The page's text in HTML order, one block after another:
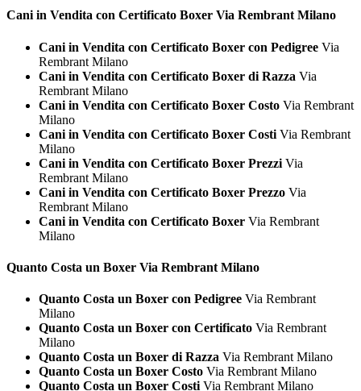
Cani in Vendita con Certificato Boxer Via Rembrant Milano
Cani in Vendita con Certificato Boxer con Pedigree Via
Rembrant Milano
Cani in Vendita con Certificato Boxer di Razza Via
Rembrant Milano
Cani in Vendita con Certificato Boxer Costo Via Rembrant
Milano
Cani in Vendita con Certificato Boxer Costi Via Rembrant
Milano
Cani in Vendita con Certificato Boxer Prezzi Via
Rembrant Milano
Cani in Vendita con Certificato Boxer Prezzo Via
Rembrant Milano
Cani in Vendita con Certificato Boxer Via Rembrant
Milano
Quanto Costa un Boxer Via Rembrant Milano
Quanto Costa un Boxer con Pedigree Via Rembrant
Milano
Quanto Costa un Boxer con Certificato Via Rembrant
Milano
Quanto Costa un Boxer di Razza Via Rembrant Milano
Quanto Costa un Boxer Costo Via Rembrant Milano
Quanto Costa un Boxer Costi Via Rembrant Milano